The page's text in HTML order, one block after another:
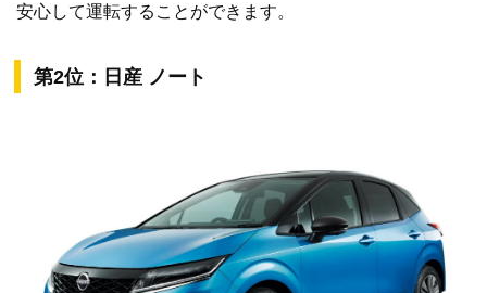
安心して運転することができます。
第2位：日産 ノート